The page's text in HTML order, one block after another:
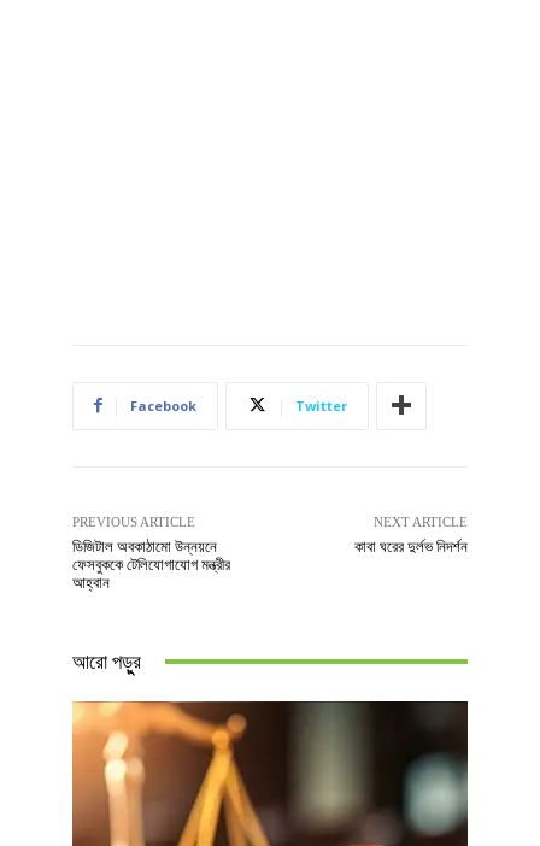
Facebook Twitter
PREVIOUS ARTICLE
ডিজিটাল অবকাঠামো উন্নয়নে
ফেসবুককে টেলিযোগাযোগ মন্ত্রীর
আহ্বান
NEXT ARTICLE
কাবা ঘরের দুর্লভ নিদর্শন
আরো পড়ুুর